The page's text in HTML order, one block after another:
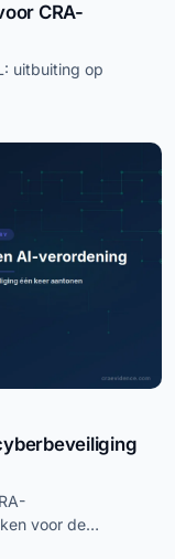
CRA-
uitbuiting op
voor de